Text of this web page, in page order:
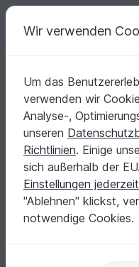
Deine kreativen
Deutsch | €
Startseite Häkeln
Winter Day - 5 Eck Tuch
Winter Day - 5 Eck
Wir verwenden
Um das
verwenden wir
Analyse-,
unseren
Richtlinien. Einige
sich außerhalb der
Einstellungen
"Ablehnen" klickst,
notwendige Cookies.